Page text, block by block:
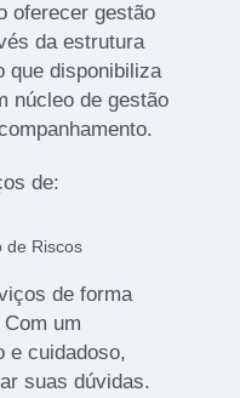
oferecer gestão
da estrutura
que disponibiliza
núcleo de gestão
de:
de Riscos
de forma
um
e cuidadoso,
suas dúvidas.